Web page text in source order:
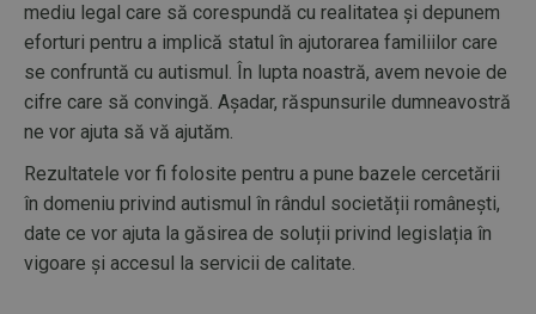
mediu legal care să corespundă cu realitatea și depunem
eforturi pentru a implică statul în ajutorarea familiilor care
se confruntă cu autismul. În lupta noastră, avem nevoie de
cifre care să convingă. Așadar, răspunsurile dumneavostră
ne vor ajuta să vă ajutăm.
Rezultatele vor fi folosite pentru a pune bazele cercetării
în domeniu privind autismul în rândul societății românești,
date ce vor ajuta la găsirea de soluții privind legislația în
vigoare și accesul la servicii de calitate.